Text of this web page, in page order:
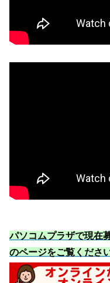
パソコムプラザで現在
のページをご覧くださ